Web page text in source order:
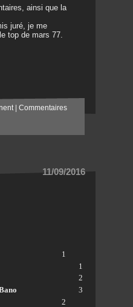
ainsi que la
juré, je me
top de mars 77.
| Commentaires
11/09/2016
1
1
2
3
2